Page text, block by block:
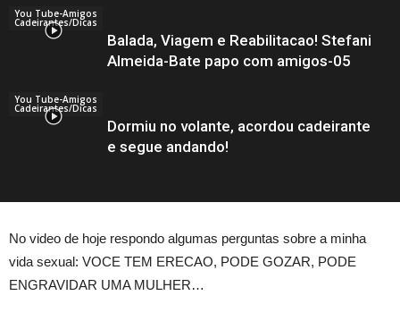
You Tube-Amigos
Cadeirantes/Dicas
Balada, Viagem e Reabilitacao! Stefani
Almeida-Bate papo com amigos-05
You Tube-Amigos
Cadeirantes/Dicas
Dormiu no volante, acordou cadeirante
e segue andando!
No video de hoje respondo algumas perguntas sobre a minha
vida sexual: VOCE TEM ERECAO, PODE GOZAR, PODE
ENGRAVIDAR UMA MULHER…